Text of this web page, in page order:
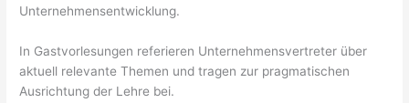
Unternehmensentwicklung.
In Gastvorlesungen referieren Unternehmensvertreter über
aktuell relevante Themen und tragen zur pragmatischen
Ausrichtung der Lehre bei.